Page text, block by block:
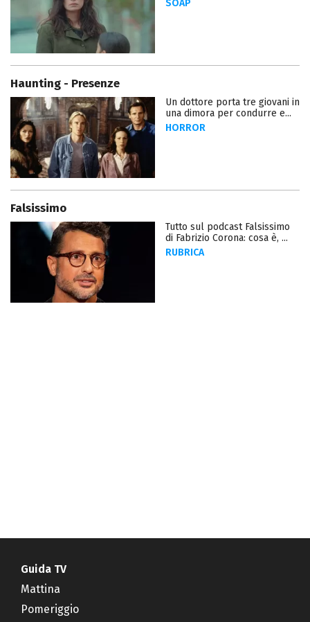
SOAP
Haunting - Presenze
Un dottore porta tre giovani in
una dimora per condurre e...
HORROR
Falsissimo
Tutto sul podcast Falsissimo
di Fabrizio Corona: cosa è, ...
RUBRICA
Guida TV
Mattina
Pomeriggio